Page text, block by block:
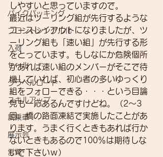
バイクパッキング
フロントシングル化
入荷
セール
グラベルロード
スキルアップ
試乗車
展示会
営業
しやすいと思っていますので。
最近はツーリング組が先行するような
コースレイアウトになりましたが、ツ
ーリング組も「速い組」が先行する形
をとっています。もしなにか危険個所
があれば速い組のメンバーがそこで待
機していれば、初心者の多いゆっくり
組をフォローできる・・・という目論
見も一応あるんですけどね。（2～3
回、橋の路面凍結で実施したことがあ
ります。うまく行くときもあれば行か
ないときもあるので100％は期待しな
いで下さいｗ）